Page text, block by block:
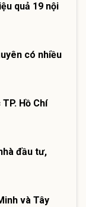
quả 19 nội
có nhiều
Hồ Chí
đầu tư,
và Tây